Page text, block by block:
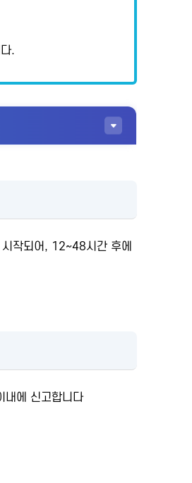
.
작되어, 12~48시간 후에
내에 신고합니다